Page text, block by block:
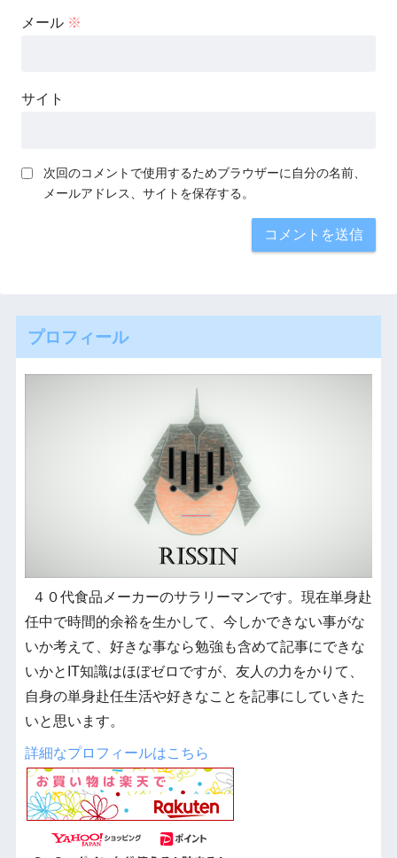
メール ※
サイト
次回のコメントで使用するためブラウザーに自分の名前、
メールアドレス、サイトを保存する。
プロフィール
４０代食品メーカーのサラリーマンです。現在単身赴
任中で時間的余裕を生かして、今しかできない事がな
いか考えて、好きな事なら勉強も含めて記事にできな
いかとIT知識はほぼゼロですが、友人の力をかりて、
自身の単身赴任生活や好きなことを記事にしていきた
いと思います。
詳細なプロフィールはこちら